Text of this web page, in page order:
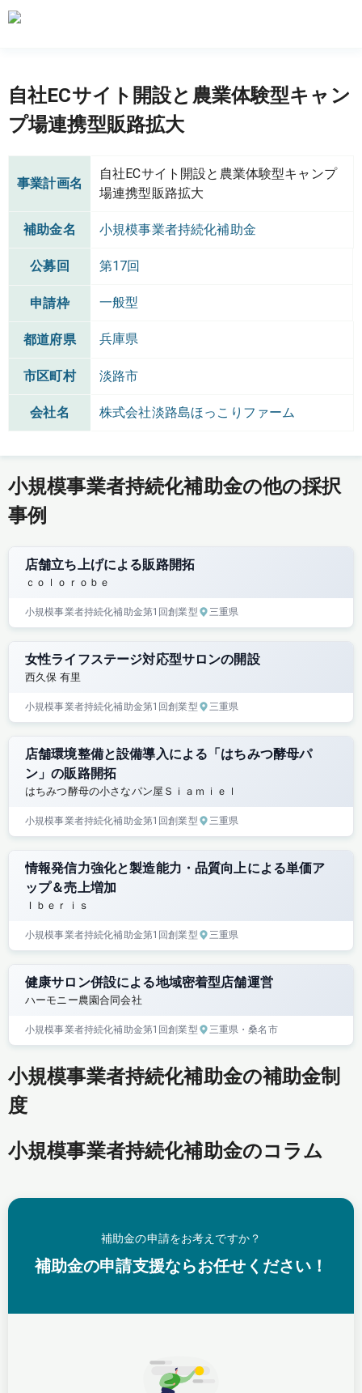
自社ECサイト開設と農業体験型キャン
プ場連携型販路拡大
事業計画名
自社ECサイト開設と農業体験型キャンプ
場連携型販路拡大
補助金名 小規模事業者持続化補助金
公募回 第17回
申請枠 一般型
都道府県 兵庫県
市区町村 淡路市
会社名 株式会社淡路島ほっこりファーム
小規模事業者持続化補助金の他の採択
事例
店舗立ち上げによる販路開拓
ｃｏｌｏｒｏｂｅ
小規模事業者持続化補助金第1回創業型 三重県
女性ライフステージ対応型サロンの開設
西久保 有里
小規模事業者持続化補助金第1回創業型 三重県
店舗環境整備と設備導入による「はちみつ酵母パ
ン」の販路開拓
はちみつ酵母の小さなパン屋Ｓｉａｍｉｅｌ
小規模事業者持続化補助金第1回創業型 三重県
情報発信力強化と製造能力・品質向上による単価ア
ップ＆売上増加
Ｉｂｅｒｉｓ
小規模事業者持続化補助金第1回創業型 三重県
健康サロン併設による地域密着型店舗運営
ハーモニー農園合同会社
小規模事業者持続化補助金第1回創業型 三重県 ・桑名市
小規模事業者持続化補助金の補助金制
度
小規模事業者持続化補助金のコラム
補助金の申請をお考えですか？
補助金の申請支援ならお任せください！